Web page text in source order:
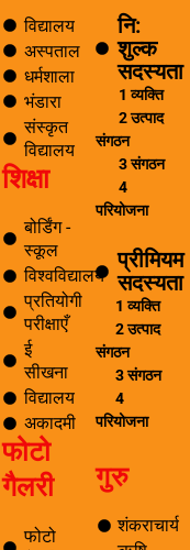
विद्यालय
अस्पताल
धर्मशाला
भंडारा
संस्कृत
विद्यालय
शिक्षा
बोर्डिंग -
स्कूल
विश्वविद्यालय
प्रतियोगी
परीक्षाएँ
ई
सीखना
विद्यालय
अकादमी
फोटो
गैलरी
फोटो
नि:
शुल्क
सदस्यता
1 व्यक्ति
2 उत्पाद
संगठन
3 संगठन
4
परियोजना
प्रीमियम
सदस्यता
1 व्यक्ति
2 उत्पाद
संगठन
3 संगठन
4
परियोजना
गुरु
शंकराचार्य